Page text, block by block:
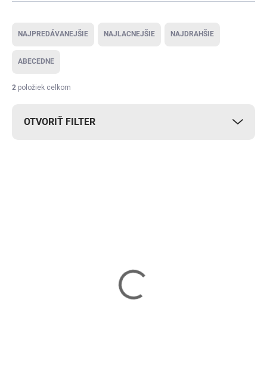
NAJPREDÁVANEJŠIE NAJLACNEJŠIE NAJDRAHŠIE
ABECEDNE
2 položiek celkom
OTVORIŤ FILTER